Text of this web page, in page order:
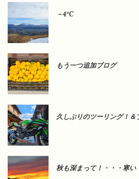
－4°C
もう一つ追加ブログ
久しぶりのツーリング！＆
秋も深まって！・・・寒い